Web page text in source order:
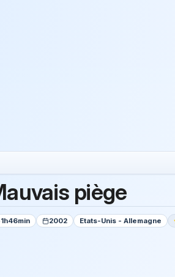
piège
1h46min 2002 Etats-Unis - Allemagne